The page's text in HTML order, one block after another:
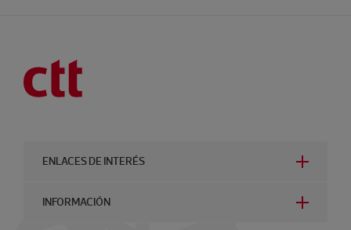
ENLACES DE INTERÉS
INFORMACIÓN